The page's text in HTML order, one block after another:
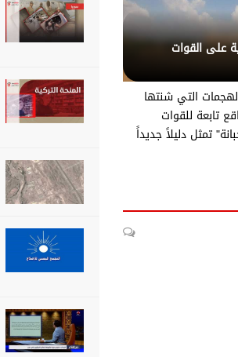
على القوات
التي شنتها
تابعة للقوات
تمثل دليلاً جديداً